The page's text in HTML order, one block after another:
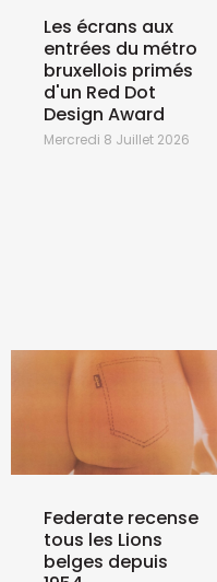
Les écrans aux
entrées du métro
bruxellois primés
d'un Red Dot
Design Award
Mercredi 8 Juillet 2026
Federate recense
tous les Lions
belges depuis